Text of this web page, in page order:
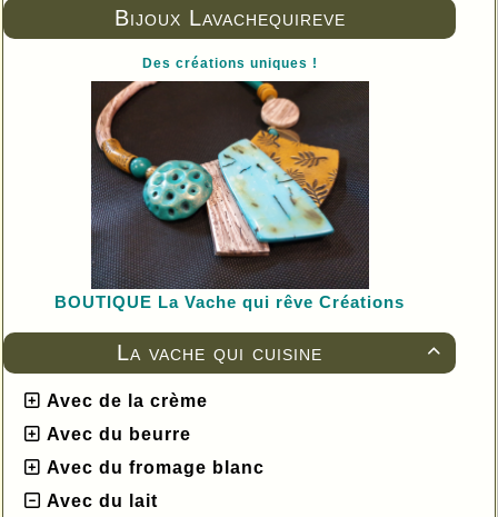
Bijoux Lavachequireve
Des créations uniques !
BOUTIQUE La Vache qui rêve Créations

La vache qui cuisine
Avec de la crème
Avec du beurre
Avec du fromage blanc
Avec du lait